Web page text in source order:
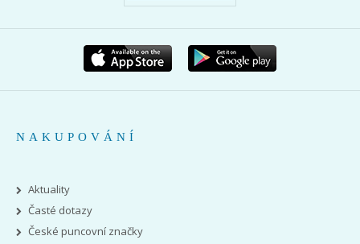
NAKUPOVÁNÍ
Aktuality
Časté dotazy
České puncovní značky